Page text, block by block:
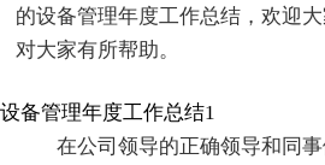
的设备管理年度工作总结，欢迎
对大家有所帮助。
设备管理年度工作总结1
在公司领导的正确领导和同